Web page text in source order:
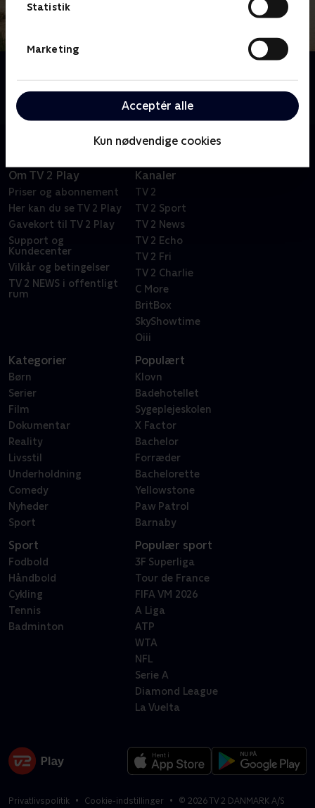
Statistik
Marketing
Acceptér alle
Kun nødvendige cookies
storstilede dramaserie.
Om TV 2 Play
Priser og abonnement
Her kan du se TV 2 Play
Gavekort til TV 2 Play
Support og
Kundecenter
Vilkår og betingelser
TV 2 NEWS i offentligt
rum
Kanaler
TV 2
TV 2 Sport
TV 2 News
TV 2 Echo
TV 2 Fri
TV 2 Charlie
C More
BritBox
SkyShowtime
Oiii
Kategorier
Børn
Serier
Film
Dokumentar
Reality
Livsstil
Underholdning
Comedy
Nyheder
Sport
Populært
Klovn
Badehotellet
Sygeplejeskolen
X Factor
Bachelor
Forræder
Bachelorette
Yellowstone
Paw Patrol
Barnaby
Sport
Fodbold
Håndbold
Cykling
Tennis
Badminton
Populær sport
3F Superliga
Tour de France
FIFA VM 2026
A Liga
ATP
WTA
NFL
Serie A
Diamond League
La Vuelta
Privatlivspolitik Cookie-indstillinger © 2026TV 2 DANMARK A/S